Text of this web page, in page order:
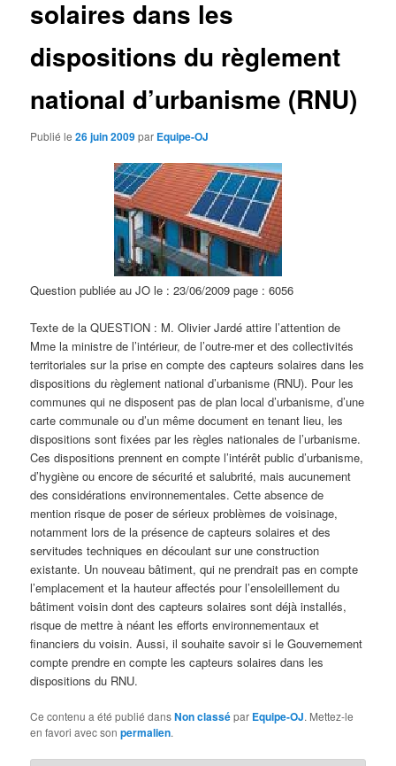
a
t
e
s
solaires dans les
dispositions du règlement
national d’urbanisme (RNU)
Publié le26 juin 2009par Equipe-OJ
Question publiée au JO le : 23/06/2009 page : 6056
Texte de la QUESTION : M. Olivier Jardé attire l’attention de
Mme la ministre de l’intérieur, de l’outre-mer et des collectivités
territoriales sur la prise en compte des capteurs solaires dans les
dispositions du règlement national d’urbanisme (RNU). Pour les
communes qui ne disposent pas de plan local d’urbanisme, d’une
carte communale ou d’un même document en tenant lieu, les
dispositions sont fixées par les règles nationales de l’urbanisme.
Ces dispositions prennent en compte l’intérêt public d’urbanisme,
d’hygiène ou encore de sécurité et salubrité, mais aucunement
des considérations environnementales. Cette absence de
mention risque de poser de sérieux problèmes de voisinage,
notamment lors de la présence de capteurs solaires et des
servitudes techniques en découlant sur une construction
existante. Un nouveau bâtiment, qui ne prendrait pas en compte
l’emplacement et la hauteur affectés pour l’ensoleillement du
bâtiment voisin dont des capteurs solaires sont déjà installés,
risque de mettre à néant les efforts environnementaux et
financiers du voisin. Aussi, il souhaite savoir si le Gouvernement
compte prendre en compte les capteurs solaires dans les
dispositions du RNU.
Ce contenu a été publié dansNon classépar Equipe-OJ. Mettez-le
en favori avec sonpermalien.